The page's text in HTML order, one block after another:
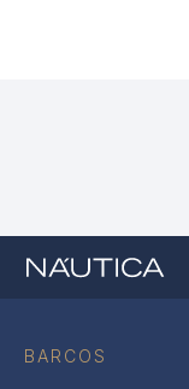
BARCOS